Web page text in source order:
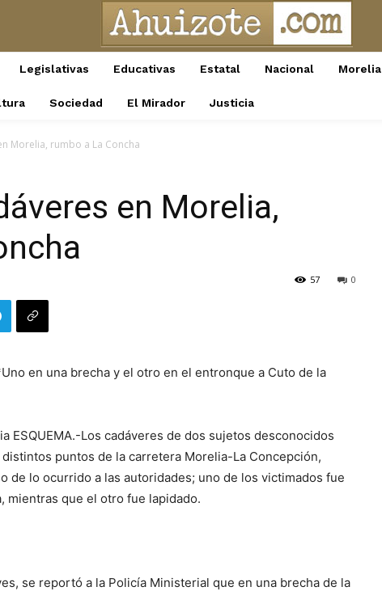
Legislativas Educativas Estatal Nacional Morelia
Sociedad El Mirador Justicia
Morelia, rumbo a La Concha
en Morelia,
0
57
en una brecha y el otro en el entronque a Cuto de la
ESQUEMA.-Los cadáveres de dos sujetos desconocidos
puntos de la carretera Morelia-La Concepción,
de lo ocurrido a las autoridades; uno de los victimados fue
mientras que el otro fue lapidado.
se reportó a la Policía Ministerial que en una brecha de la